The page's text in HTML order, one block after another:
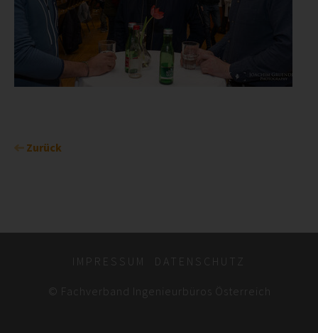
Zurück
IMPRESSUM DATENSCHUTZ
© Fachverband Ingenieurbüros Österreich